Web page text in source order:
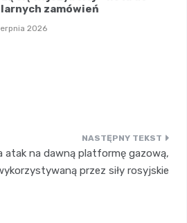
zamówień
2026
atak na dawną platformę gazową,
przez siły rosyjskie